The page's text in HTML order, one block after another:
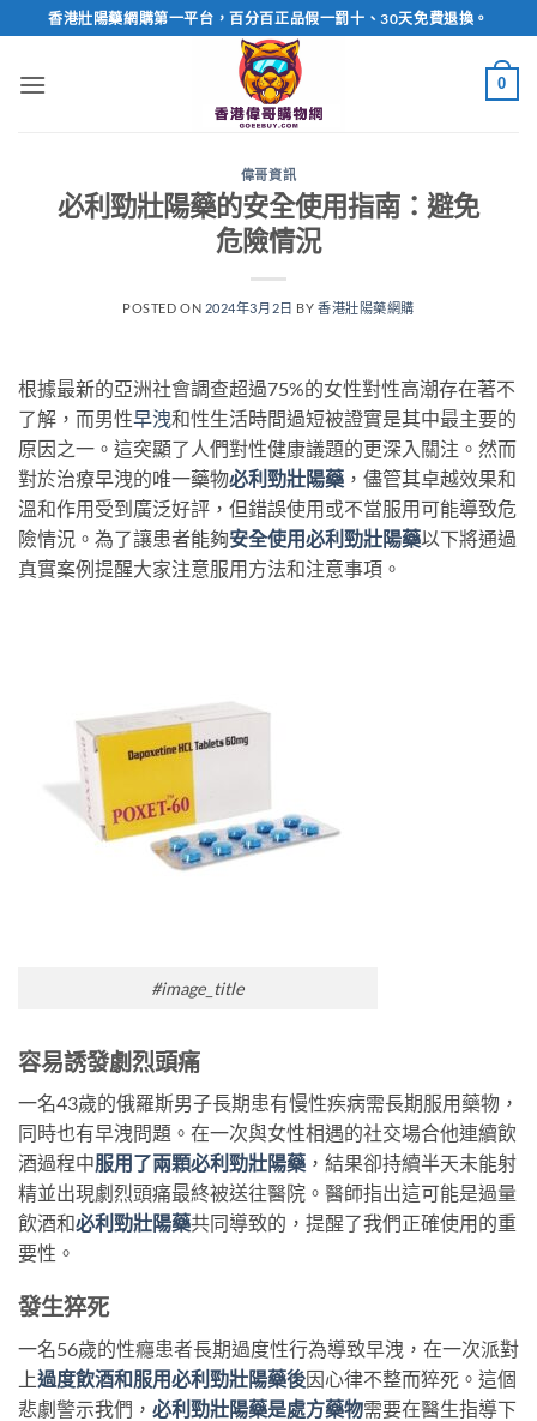
to
content
香港壯陽藥網購第一平台，百分百正品假一罰十、30天免費退換。
0
偉哥資訊
必利勁壯陽藥的安全使用指南：避免
危險情況
POSTED ON 2024年3月2日 BY 香港壯陽藥網購
根據最新的亞洲社會調查超過75%的女性對性高潮存在著不
了解，而男性早洩和性生活時間過短被證實是其中最主要的
原因之一。這突顯了人們對性健康議題的更深入關注。然而
對於治療早洩的唯一藥物必利勁壯陽藥 ，儘管其卓越效果和
溫和作用受到廣泛好評，但錯誤使用或不當服用可能導致危
險情況。為了讓患者能夠安全使用必利勁壯陽藥以下將通過
真實案例提醒大家注意服用方法和注意事項。
#image_title
容易誘發劇烈頭痛
一名43歲的俄羅斯男子長期患有慢性疾病需長期服用藥物，
同時也有早洩問題。在一次與女性相遇的社交場合他連續飲
酒過程中服用了兩顆必利勁壯陽藥 ，結果卻持續半天未能射
精並出現劇烈頭痛最終被送往醫院。醫師指出這可能是過量
飲酒和必利勁壯陽藥共同導致的，提醒了我們正確使用的重
要性。
發生猝死
一名56歲的性癮患者長期過度性行為導致早洩，在一次派對
上過度飲酒和服用必利勁壯陽藥後因心律不整而猝死。這個
悲劇警示我們， 必利勁壯陽藥是處方藥物需要在醫生指導下